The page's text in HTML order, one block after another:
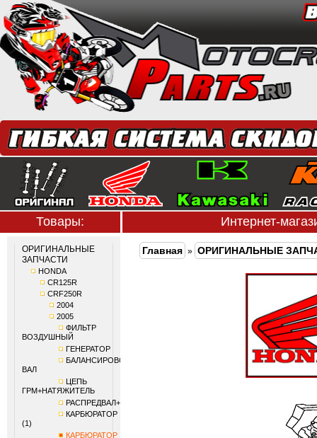
Товары: Интернет-
ОРИГИНАЛЬНЫЕ
ЗАПЧАСТИ
HONDA
CR125R
CRF250R
2004
2005
ФИЛЬТР
ВОЗДУШНЫЙ
ГЕНЕРАТОР
БАЛАНСИРОВОЧНЫЙ
ВАЛ
ЦЕПЬ
ГРМ+НАТЯЖИТЕЛЬ
РАСПРЕДВАЛ+КЛАПАНЫ
КАРБЮРАТОР
(1)
КАРБЮРАТОР
Главная » ОРИГИНАЛЬНЫЕ